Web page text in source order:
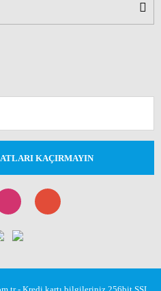
KAÇIRMAYIN
- Kredi kartı bilgileriniz 256bit SSL